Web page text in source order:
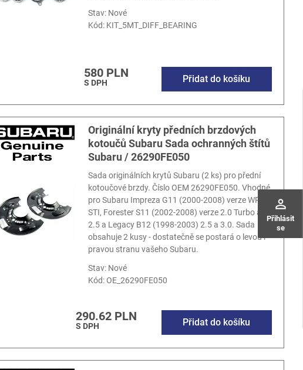
perm_identity
Přihlásit
se
Stav: Nové
Kód: KIT_5MT_DIFF_BEARING
580 PLN
S DPH Přidat do košíku
Originální kryty předních brzdových
kotoučů Subaru Sada ochranných štítů
Subaru / 26290FE050
Sada originálních krytů Subaru (2 ks) pro přední
kotoučové brzdy. Číslo OEM 26290FE050. Vhodné
pro Subaru Impreza G11 (2000-2008) verze WRX a
STI, Forester S11 (2002-2008) verze 2.0 Turbo a
2.5 a Legacy B12 (1998-2003) 2.5 a 3.0. Sada
obsahuje 2 kusy - dostatečně se postará o levou i
pravou stranu vašeho Subaru.
Stav: Nové
Kód:OE_26290FE050
290.62 PLN
S DPH Přidat do košíku